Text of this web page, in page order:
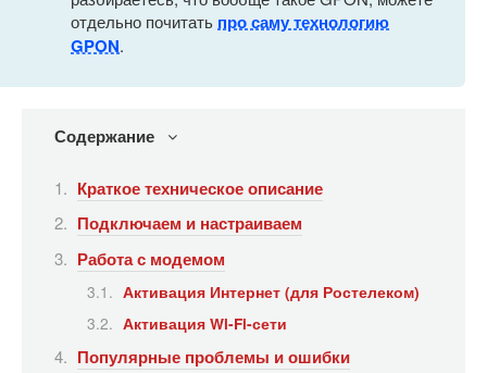
отдельно почитать про саму технологию
GPON.
Содержание
Краткое техническое описание
Подключаем и настраиваем
Работа с модемом
Активация Интернет (для Ростелеком)
Активация Wi-Fi-сети
Популярные проблемы и ошибки